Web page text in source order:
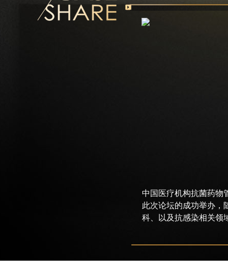
中国医疗机构抗菌药物
此次论坛的成功举办，
科、以及抗感染相关领